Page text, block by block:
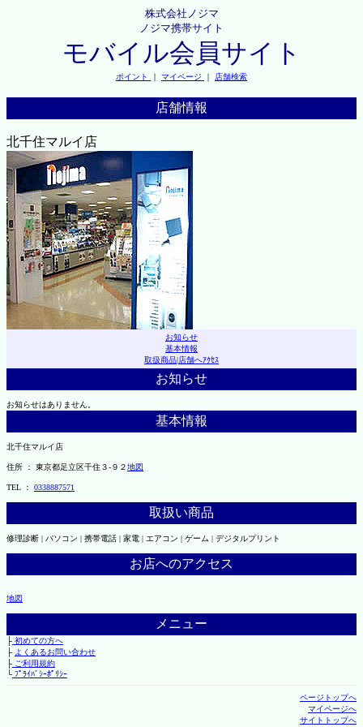
株式会社ノジマ
ノジマ携帯サイト
モバイル会員サイト
ポイント ｜ マイページ ｜ 店舗検索
店舗情報
北千住マルイ店
お知らせ
基本情報
取扱商品|店舗へｱｸｾｽ
お知らせ
お知らせはありません。
基本情報
北千住マルイ店
住所 ： 東京都足立区千住３-９２地図
TEL ： 0338887571
取扱い商品
修理診断 | パソコン | 携帯電話 | 家電 | エアコン | ゲーム | デジタルプリント
お店へのアクセス
地図
メニュー
├初めての方へ
├ よくあるお問い合わせ
├ご利用規約
└ﾌﾟﾗｲﾊﾞｼｰﾎﾟﾘｼｰ
ページトップへ
マイページへ
サイトトップへ